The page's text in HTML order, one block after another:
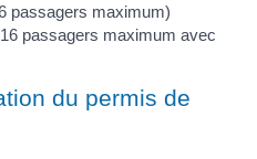
passagers maximum)
passagers maximum avec
du permis de